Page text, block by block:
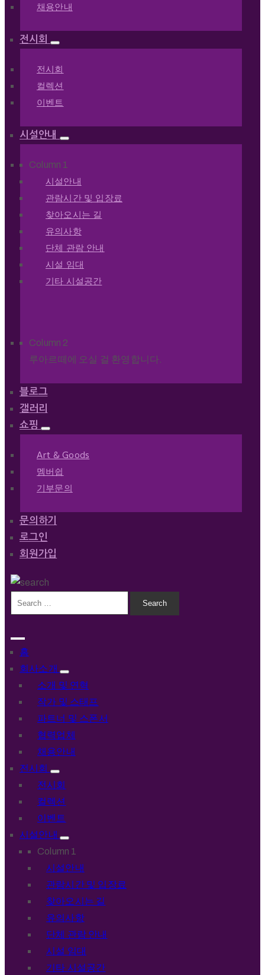
채용안내
전시회
전시회
컬렉션
이벤트
시설안내
Column 1
시설안내
관람시간 및 입장료
찾아오시는 길
유의사항
단체 관람 안내
시설 임대
기타 시설공간
Column 2
루아르떼에 오실 걸 환영합니다.
블로그
갤러리
쇼핑
Art & Goods
멤버쉽
기부문의
문의하기
로그인
회원가입
홈
회사소개
소개 및 연혁
작가 및 스태프
파트너 및 스폰서
협력업체
채용안내
전시회
전시회
컬렉션
이벤트
시설안내
Column 1
시설안내
관람시간 및 입장료
찾아오시는 길
유의사항
단체 관람 안내
시설 임대
기타 시설공간